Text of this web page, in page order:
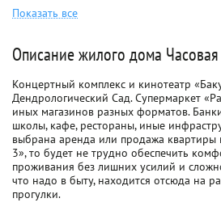
Показать все
Описание жилого дома
Концертный комплекс и кинотеатр
Дендрологический Сад. Супермаркет
иных магазинов разных форматов.
школы, кафе, рестораны, иные
выбрана аренда или продажа
3», то будет не трудно обеспечить
проживания без лишних усилий и
что надо в быту, находится отсюда на
прогулки.